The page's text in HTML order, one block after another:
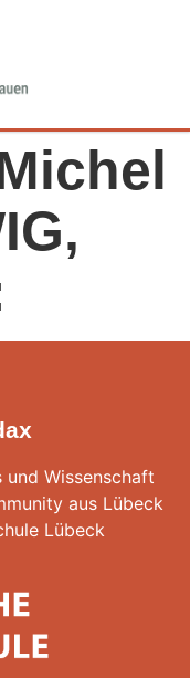
und Wissenschaft
aus Lübeck
Lübeck